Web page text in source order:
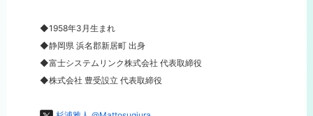
◆1958年3月生まれ
◆静岡県 浜名郡新居町 出身
◆富士システムリンク株式会社 代表取締役
◆株式会社 豊受設立 代表取締役